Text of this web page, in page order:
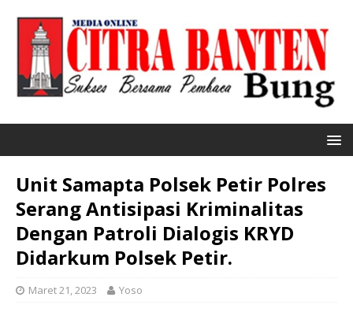
Unit Samapta Polsek Petir Polres
Serang Antisipasi Kriminalitas
Dengan Patroli Dialogis KRYD
Didarkum Polsek Petir.
Maret 21, 2023 Yoso